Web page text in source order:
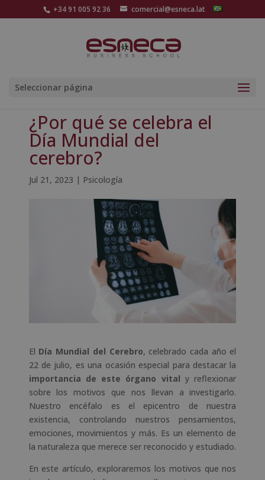
+34 91 005 92 36 comercial@esneca.lat
Seleccionar página
¿Por qué se celebra el
Día Mundial del
cerebro?
Jul 21, 2023 | Psicología
El Día Mundial del Cerebro, celebrado cada año el
22 de julio, es una ocasión especial para destacar la
importancia de este órgano vital y reflexionar
sobre los motivos que nos llevan a investigarlo.
Nuestro encéfalo es el epicentro de nuestra
existencia, controlando nuestros pensamientos,
emociones, movimientos y más. Es un elemento de
la naturaleza que merece ser reconocido y estudiado.
En este artículo, exploraremos los motivos que nos